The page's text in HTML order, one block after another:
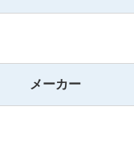
メーカー